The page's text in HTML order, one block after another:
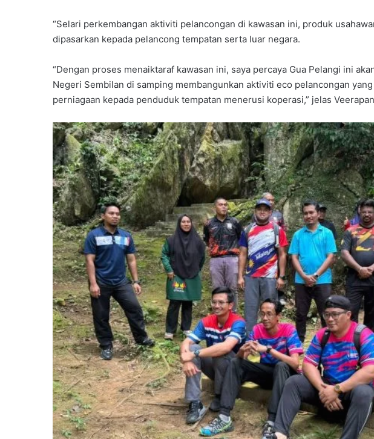
“Selari perkembangan aktiviti pelancongan di kawasan ini, produk
dipasarkan kepada pelancong tempatan serta luar negara.
“Dengan proses menaiktaraf kawasan ini, saya percaya Gua Pelangi ini
Negeri Sembilan di samping membangunkan aktiviti eco pelancongan
perniagaan kepada penduduk tempatan menerusi koperasi,” jelas